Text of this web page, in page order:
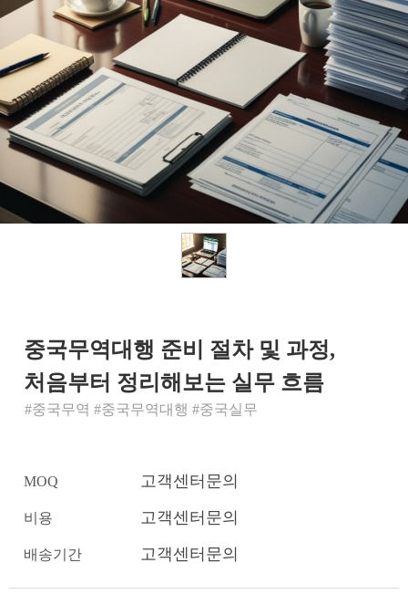
중국무역대행 준비 절차 및 과정,
처음부터 정리해보는 실무 흐름
#중국무역 #중국무역대행 #중국실무
MOQ 고객센터문의
비용 고객센터문의
배송기간 고객센터문의